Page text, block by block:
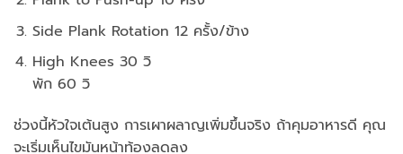
Side Plank Rotation 12 ครั้ง/ข้าง
High Knees 30 วิ
พัก 60 วิ
ช่วงนี้หัวใจเต้นสูง การเผาผลาญเพิ่มขึ้นจริง ถ้าคุมอาหารดี คุณ
จะเริ่มเห็นไขมันหน้าท้องลดลง